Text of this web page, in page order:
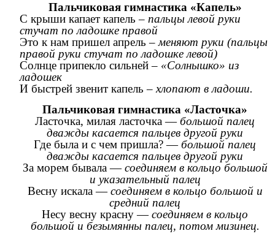
Пальчиковая гимнастика «Капель»
С крыши капает капель – пальцы левой руки
стучат по ладошке правой
Это к нам пришел апрель –меняют руки (пальцы
правой руки стучат по ладошке левой)
Солнце припекло сильней – «Солнышко» из
ладошек
И быстрей звенит капель – хлопают в ладоши.
Пальчиковая гимнастика «Ласточка»
Ласточка, милая ласточка —большой палец
дважды касается пальцев другой руки
Где была и с чем пришла? —большой палец
дважды касается пальцев другой руки
За морем бывала —соединяем в кольцо большой
и указательный палец
Весну искала —соединяем в кольцо большой и
средний палец
Несу весну красну —соединяем в кольцо
большой и безымянны палец, потом мизинец.